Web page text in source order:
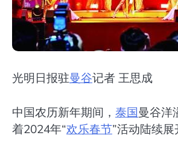
光明日报驻曼谷记者 王思成
中国农历新年期间， 泰国曼谷洋
着2024年“欢乐春节”活动陆续展